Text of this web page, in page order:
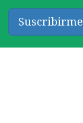
Suscribirme